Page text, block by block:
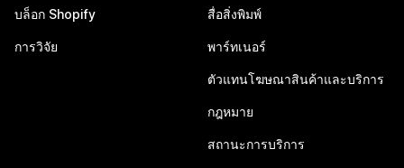
บล็อก Shopify
การวิจัย
สื่อสิ่งพิมพ์
พาร์ทเนอร์
ตัวแทนโฆษณาสินค้าและบริการ
กฎหมาย
สถานะการบริการ